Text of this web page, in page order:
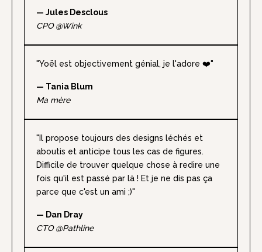
— Jules Desclous
CPO @Wink
"Yoël est objectivement génial, je l'adore ❤️"
— Tania Blum
Ma mère
"Il propose toujours des designs léchés et
aboutis et anticipe tous les cas de figures.
Difficile de trouver quelque chose à redire une
fois qu'il est passé par là ! Et je ne dis pas ça
parce que c'est un ami ;)"
— Dan Dray
CTO @Pathline